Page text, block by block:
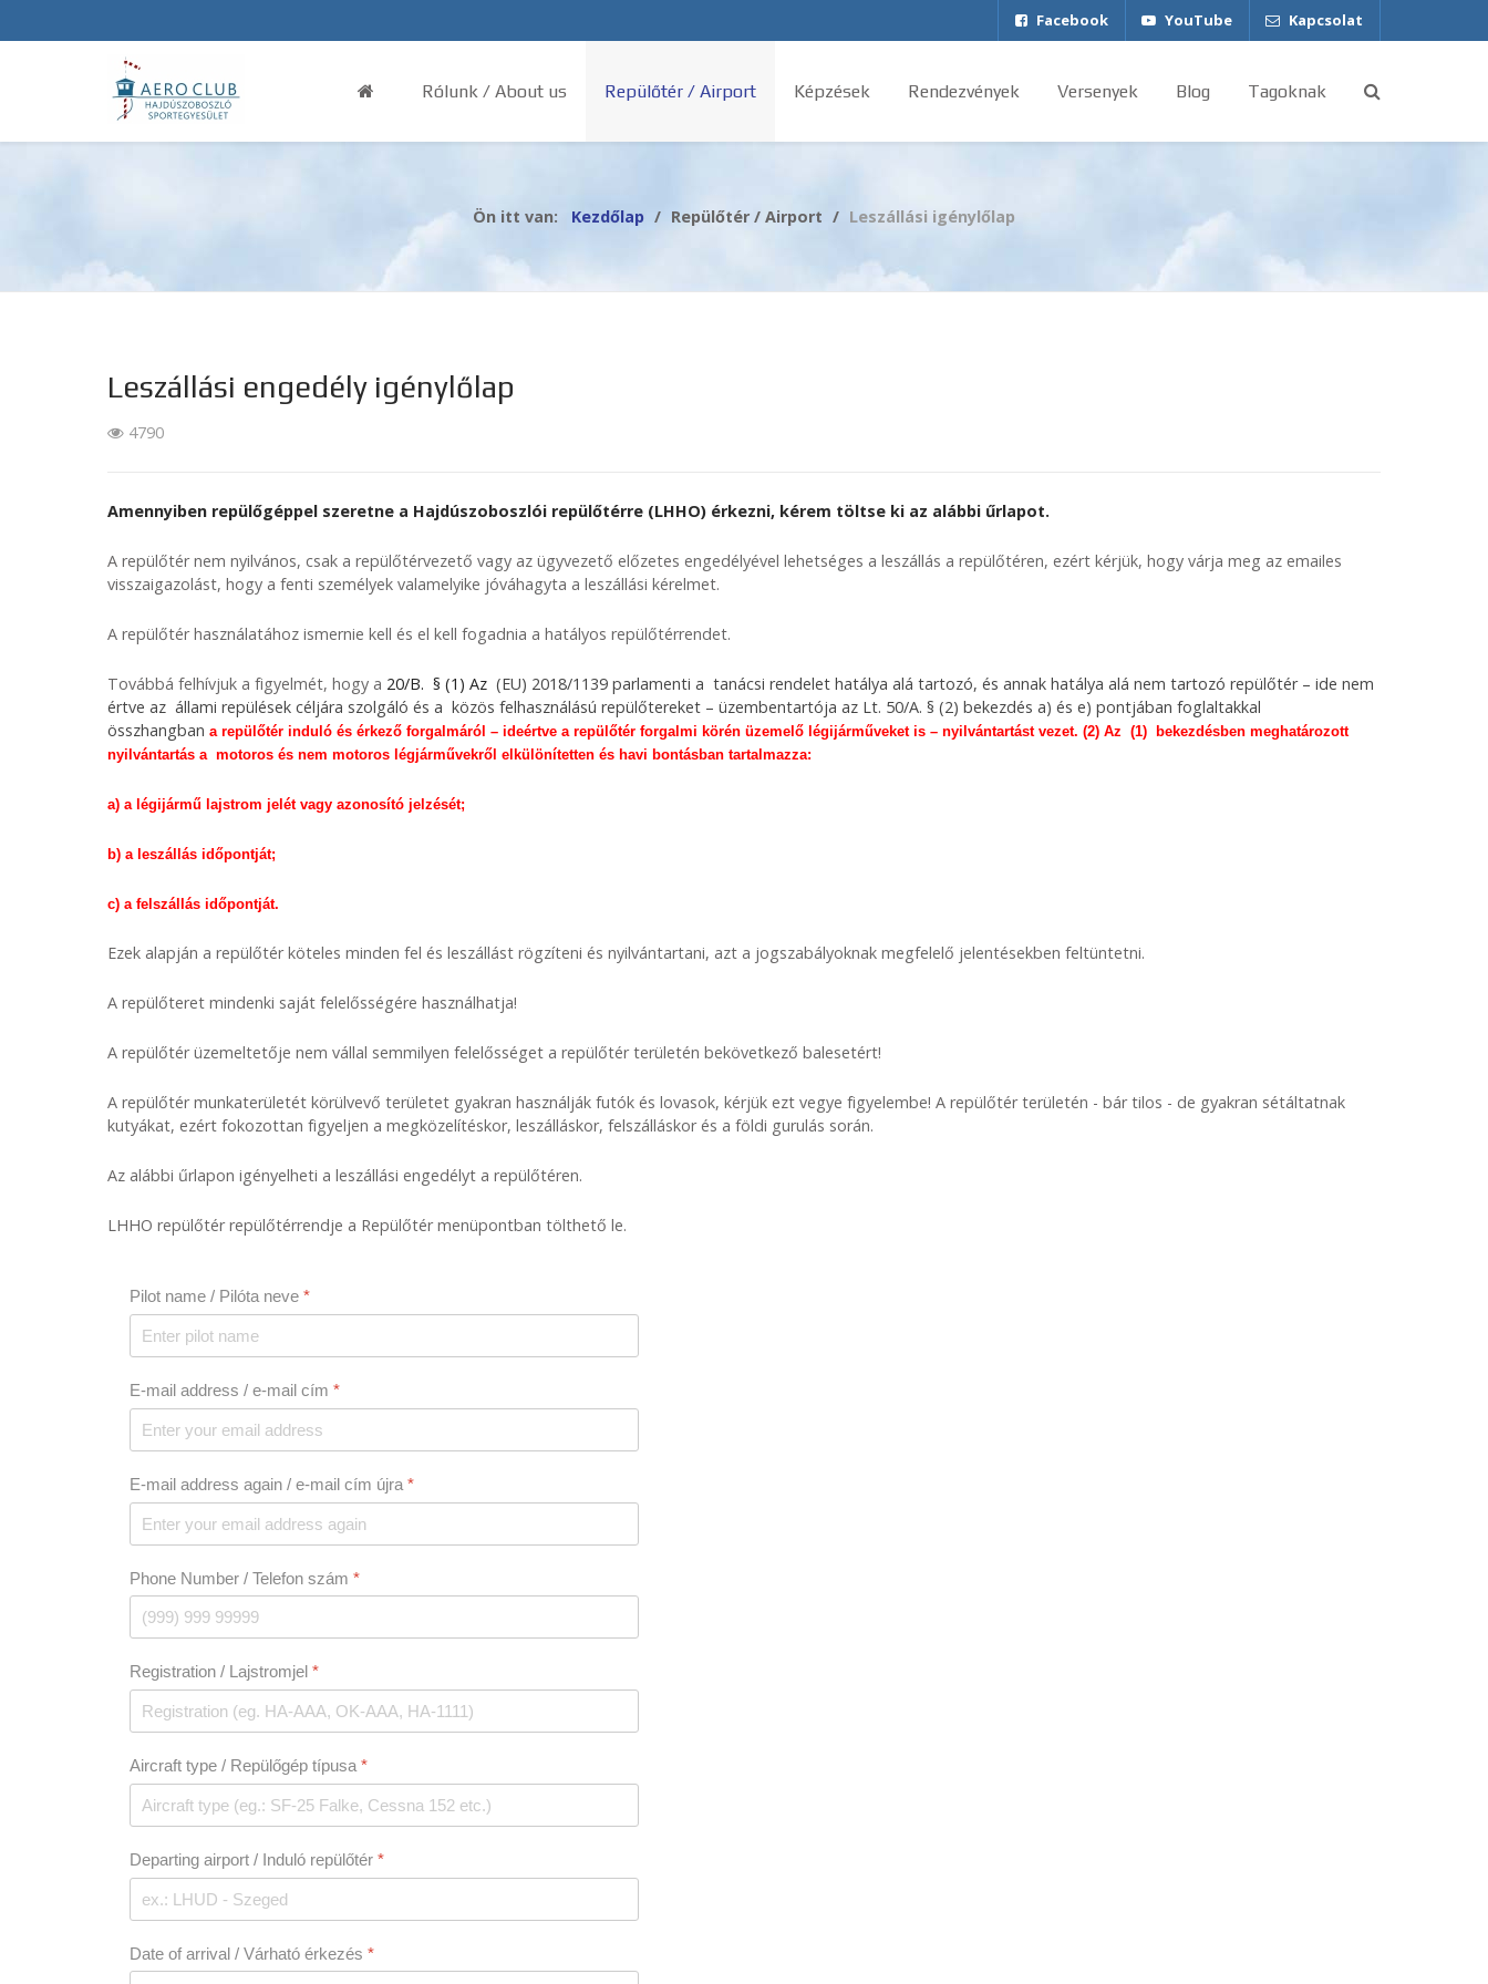
Facebook YouTube Kapcsolat
Rólunk / About us Repülőtér / Airport Képzések Rendezvények Versenyek Blog Tagoknak
Ön itt van: Kezdőlap Repülőtér / Airport Leszállási igénylőlap
Leszállási engedély igénylőlap
4790
Amennyiben repülőgéppel szeretne a Hajdúszoboszlói repülőtérre (LHHO) érkezni, kérem töltse ki az alábbi űrlapot.
A repülőtér nem nyilvános, csak a repülőtérvezető vagy az ügyvezető előzetes engedélyével lehetséges a leszállás a repülőtéren, ezért kérjük, hogy várja meg az emailes
visszaigazolást, hogy a fenti személyek valamelyike jóváhagyta a leszállási kérelmet.
A repülőtér használatához ismernie kell és el kell fogadnia a hatályos repülőtérrendet.
Továbbá felhívjuk a figyelmét, hogy a 20/B. § (1) Az (EU) 2018/1139 parlamenti a tanácsi rendelet hatálya alá tartozó, és annak hatálya alá nem tartozó repülőtér – ide nem
értve az állami repülések céljára szolgáló és a közös felhasználású repülőtereket – üzembentartója az Lt. 50/A. § (2) bekezdés a) és e) pontjában foglaltakkal
összhangban a repülőtér induló és érkező forgalmáról – ideértve a repülőtér forgalmi körén üzemelő légijárműveket is – nyilvántartást vezet. (2) Az (1) bekezdésben meghatározott
nyilvántartás a motoros és nem motoros légjárművekről elkülönítetten és havi bontásban tartalmazza:
a) a légijármű lajstrom jelét vagy azonosító jelzését;
b) a leszállás időpontját;
c) a felszállás időpontját.
Ezek alapján a repülőtér köteles minden fel és leszállást rögzíteni és nyilvántartani, azt a jogszabályoknak megfelelő jelentésekben feltüntetni.
A repülőteret mindenki saját felelősségére használhatja!
A repülőtér üzemeltetője nem vállal semmilyen felelősséget a repülőtér területén bekövetkező balesetért!
A repülőtér munkaterületét körülvevő területet gyakran használják futók és lovasok, kérjük ezt vegye figyelembe! A repülőtér területén - bár tilos - de gyakran sétáltatnak
kutyákat, ezért fokozottan figyeljen a megközelítéskor, leszálláskor, felszálláskor és a földi gurulás során.
Az alábbi űrlapon igényelheti a leszállási engedélyt a repülőtéren.
LHHO repülőtér repülőtérrendje a Repülőtér menüpontban tölthető le.
Pilot name / Pilóta neve *
E-mail address / e-mail cím *
E-mail address again / e-mail cím újra *
Phone Number / Telefon szám *
Registration / Lajstromjel *
Aircraft type / Repülőgép típusa *
Departing airport / Induló repülőtér *
Date of arrival / Várható érkezés *